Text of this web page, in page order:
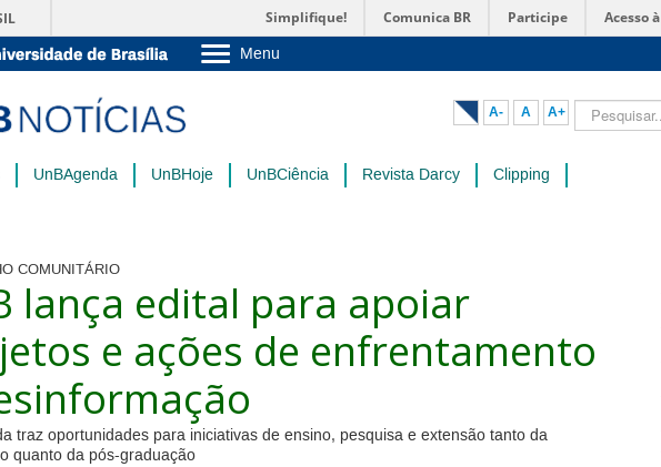
Simplifique! Comunica BR Participe Acesso
Menu
Pós-Graduação
Administração
A- A A+ Pesquisar...
UnBAgenda UnBHoje UnBCiência Revista Darcy Clipping
COMUNITÁRIO
lança edital para apoiar
e ações de enfrentamento
traz oportunidades para iniciativas de ensino, pesquisa e extensão tanto da
quanto da pós-graduação